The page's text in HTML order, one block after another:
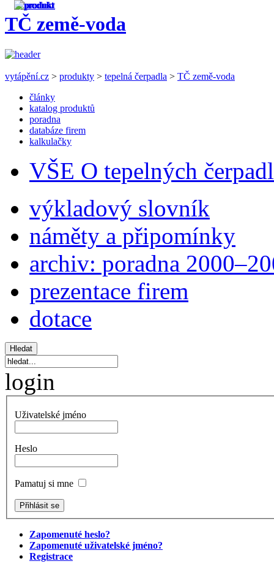
TČ země-voda
vytápění.cz > produkty > tepelná čerpadla > TČ země-voda
články
katalog produktů
poradna
databáze firem
kalkulačky
VŠE O tepelných
výkladový slovník
náměty a připomínky
archiv: poradna
prezentace firem
dotace
login
Uživatelské jméno
Heslo
Pamatuj si mne
Zapomenuté heslo?
Zapomenuté uživatelské jméno?
Registrace